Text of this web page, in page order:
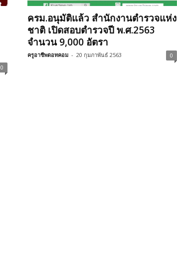
0
ครม.อนุมัติแล้ว สำนักงานตำรวจแห่ง
ชาติ เปิดสอบตำรวจปี พ.ศ.2563
จำนวน 9,000 อัตรา
ครูอาชีพดอทคอม - 20 กุมภาพันธ์ 2563 0